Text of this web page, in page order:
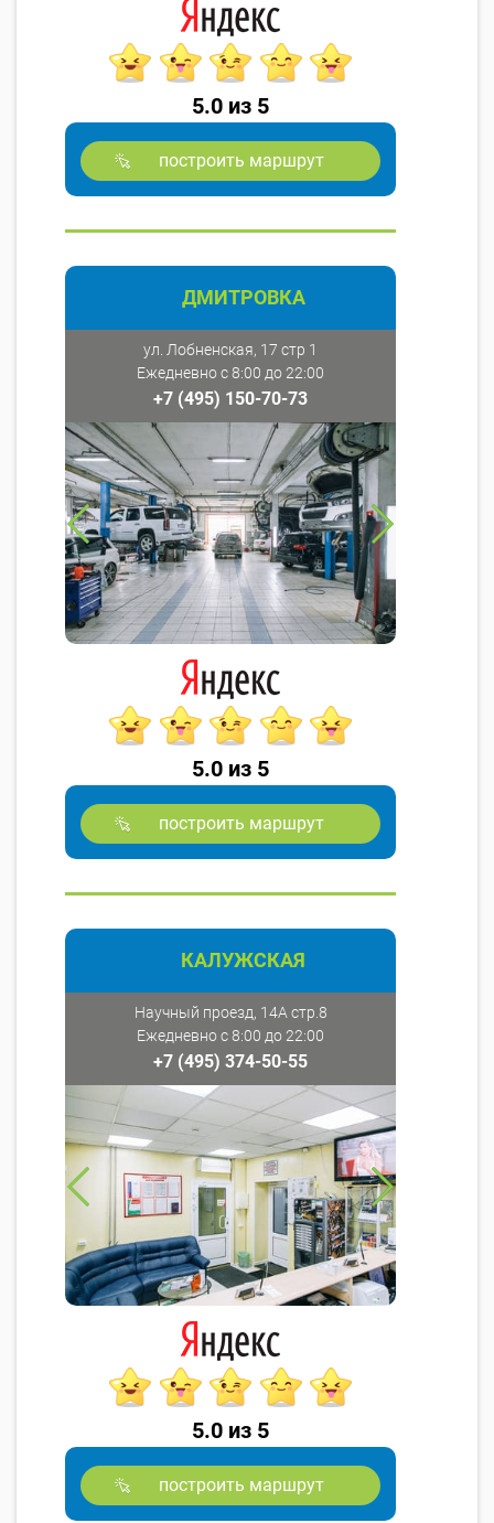
5.0 из 5
построить маршрут
ДМИТРОВКА
ул. Лобненская, 17 стр 1
Ежедневно с 8:00 до 22:00
+7 (495) 150-70-73
5.0 из 5
построить маршрут
КАЛУЖСКАЯ
Научный проезд, 14А стр.8
Ежедневно с 8:00 до 22:00
+7 (495) 374-50-55
5.0 из 5
построить маршрут